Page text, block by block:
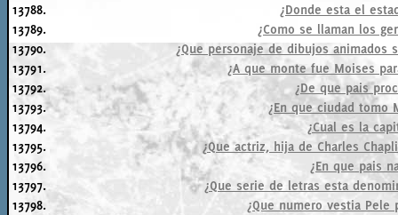
13788.
¿Donde esta el
13789.
¿Como se llaman los
13790.
¿Que personaje de dibujos animados
13791.
¿A que monte fue Moises
13792.
¿De que pais
13793.
¿En que ciudad tomo
13794.
¿Cual es la
13795.
¿Que actriz, hija de Charles
13796.
¿En que pais
13797.
¿Que serie de letras esta
13798.
¿Que numero vestia Pele